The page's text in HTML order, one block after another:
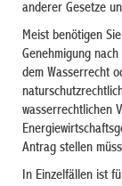
anderer Gesetze
Meist benötigen
Genehmigung
dem Wasserrecht
wasserrechtlichen
Antrag stellen
In Einzelfällen ist